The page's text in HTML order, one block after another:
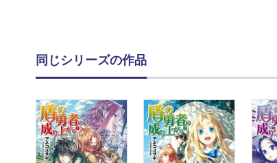
同じシリーズの作品